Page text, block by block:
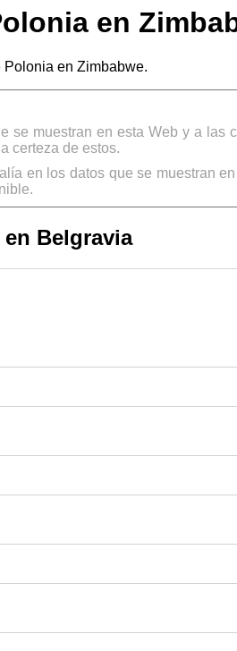
en
Polonia en Zimbabwe.
se muestran en esta Web y a las
certeza de estos.
en los datos que se muestran
Belgravia